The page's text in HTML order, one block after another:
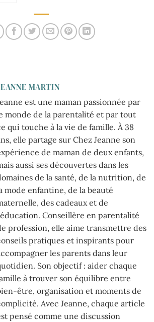
MARTIN
est une maman passionnée par
monde de la parentalité et par tout
qui touche à la vie de famille. À 38
elle partage sur Chez Jeanne son
de maman de deux enfants,
aussi ses découvertes dans les
de la santé, de la nutrition, de
mode enfantine, de la beauté
des cadeaux et de
Conseillère en parentalité
profession, elle aime transmettre des
pratiques et inspirants pour
les parents dans leur
Son objectif : aider chaque
à trouver son équilibre entre
être, organisation et moments de
Avec Jeanne, chaque article
pensé comme une discussion